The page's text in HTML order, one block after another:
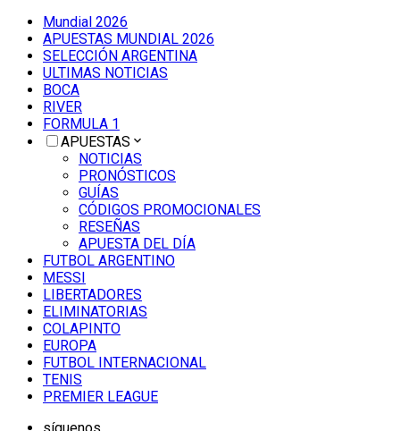
Mundial 2026
APUESTAS MUNDIAL 2026
SELECCIÓN ARGENTINA
ULTIMAS NOTICIAS
BOCA
RIVER
FORMULA 1
APUESTAS
NOTICIAS
PRONÓSTICOS
GUÍAS
CÓDIGOS PROMOCIONALES
RESEÑAS
APUESTA DEL DÍA
FUTBOL ARGENTINO
MESSI
LIBERTADORES
ELIMINATORIAS
COLAPINTO
EUROPA
FUTBOL INTERNACIONAL
TENIS
PREMIER LEAGUE